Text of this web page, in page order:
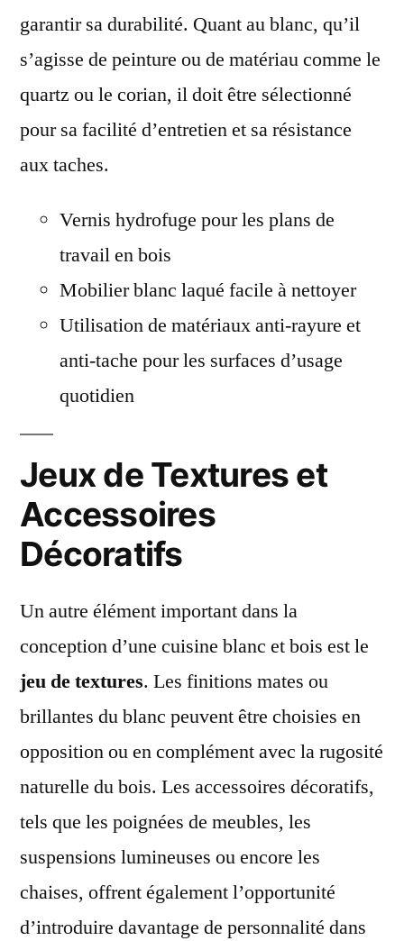
garantir sa durabilité. Quant au blanc, qu’il
s’agisse de peinture ou de matériau comme le
quartz ou le corian, il doit être sélectionné
pour sa facilité d’entretien et sa résistance
aux taches.
Vernis hydrofuge pour les plans de
travail en bois
Mobilier blanc laqué facile à nettoyer
Utilisation de matériaux anti-rayure et
anti-tache pour les surfaces d’usage
quotidien
Jeux de Textures et
Accessoires
Décoratifs
Un autre élément important dans la
conception d’une cuisine blanc et bois est le
jeu de textures. Les finitions mates ou
brillantes du blanc peuvent être choisies en
opposition ou en complément avec la rugosité
naturelle du bois. Les accessoires décoratifs,
tels que les poignées de meubles, les
suspensions lumineuses ou encore les
chaises, offrent également l’opportunité
d’introduire davantage de personnalité dans